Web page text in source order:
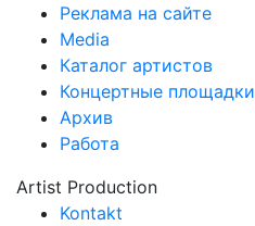
Реклама на сайте
Media
Каталог артистов
Концертные площадки
Архив
Работа
Artist Production
Kontakt